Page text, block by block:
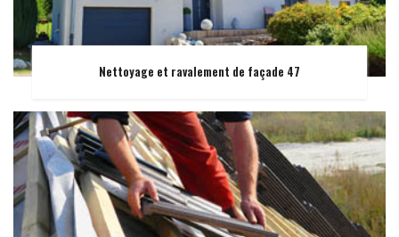
Nettoyage et ravalement de façade 47